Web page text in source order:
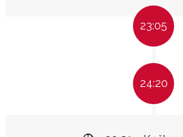
23:05
24:20